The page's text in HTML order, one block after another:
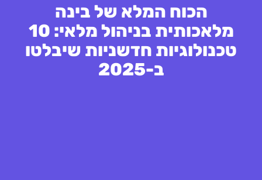
הכוח המלא של בינה
מלאכותית בניהול מלאי: 10
טכנולוגיות חדשניות שיבלטו
ב-2025